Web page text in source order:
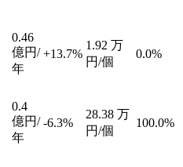
0.46
億円/
年
+13.7%
1.92 万
円/個
0.0%
0.4
億円/
年
-6.3%
28.38 万
円/個
100.0%